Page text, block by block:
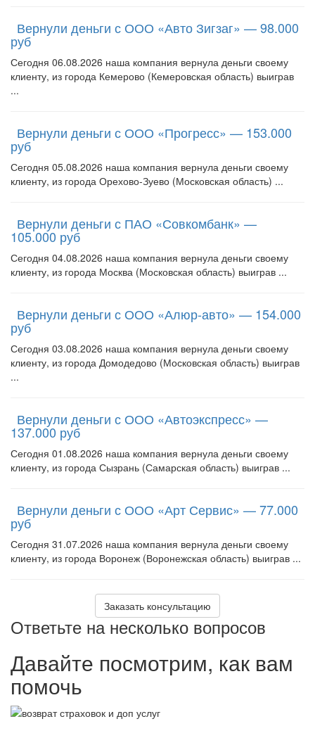
Вернули деньги с ООО «Авто Зигзаг» — 98.000
руб
Сегодня 06.08.2026 наша компания вернула деньги своему
клиенту, из города Кемерово (Кемеровская область) выиграв
...
Вернули деньги с ООО «Прогресс» — 153.000
руб
Сегодня 05.08.2026 наша компания вернула деньги своему
клиенту, из города Орехово-Зуево (Московская область) ...
Вернули деньги с ПАО «Совкомбанк» —
105.000 руб
Сегодня 04.08.2026 наша компания вернула деньги своему
клиенту, из города Москва (Московская область) выиграв ...
Вернули деньги с ООО «Алюр-авто» — 154.000
руб
Сегодня 03.08.2026 наша компания вернула деньги своему
клиенту, из города Домодедово (Московская область) выиграв
...
Вернули деньги с ООО «Автоэкспресс» —
137.000 руб
Сегодня 01.08.2026 наша компания вернула деньги своему
клиенту, из города Сызрань (Самарская область) выиграв ...
Вернули деньги с ООО «Арт Сервис» — 77.000
руб
Сегодня 31.07.2026 наша компания вернула деньги своему
клиенту, из города Воронеж (Воронежская область) выиграв ...
Заказать консультацию
Ответьте на несколько вопросов
Давайте посмотрим, как вам
помочь